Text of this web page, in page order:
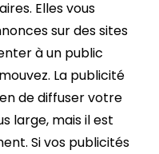
Elles vous
sur des sites
à un public
La publicité
de diffuser votre
large, mais il est
Si vos publicités